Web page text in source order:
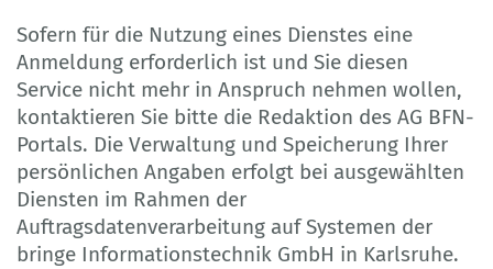
Sofern für die Nutzung eines Dienstes eine
Anmeldung erforderlich ist und Sie diesen
Service nicht mehr in Anspruch nehmen wollen,
kontaktieren Sie bitte die Redaktion des AG BFN-
Portals. Die Verwaltung und Speicherung Ihrer
persönlichen Angaben erfolgt bei ausgewählten
Diensten im Rahmen der
Auftragsdatenverarbeitung auf Systemen der
bringe Informationstechnik GmbH in Karlsruhe.